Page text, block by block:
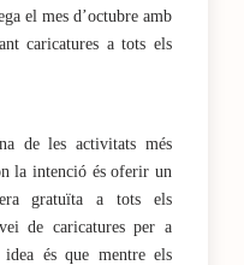
el mes d’octubre amb
caricatures a tots els
de les activitats més
la intenció és oferir un
gratuïta a tots els
de caricatures per a
és que mentre els